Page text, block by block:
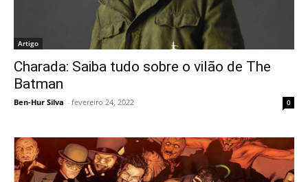
Artigo
Charada: Saiba tudo sobre o vilão de The
Batman
Ben-Hur Silva - fevereiro 24, 2022 0